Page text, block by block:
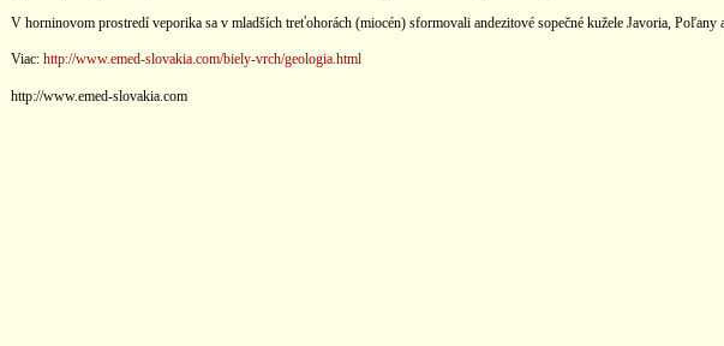
V horninovom prostredí veporika sa v mladších treťohorách (miocén) sformovali andezitové sopečné kužele Javoria,
Viac: http://www.emed-slovakia.com/biely-vrch/geologia.html
http://www.emed-slovakia.com